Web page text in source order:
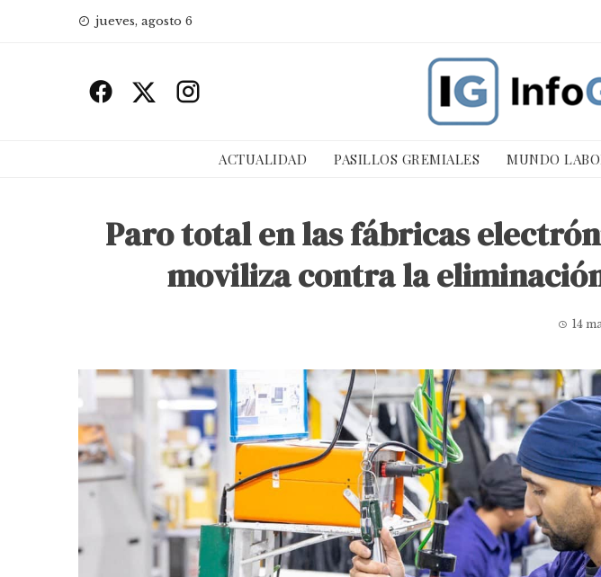
jueves, agosto 6
ACTUALIDAD PASILLOS GREMIALES MUNDO
Paro total en las fábricas
moviliza contra la
14